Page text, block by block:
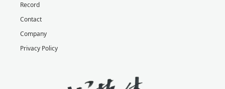
Record
Contact
Company
Privacy Policy